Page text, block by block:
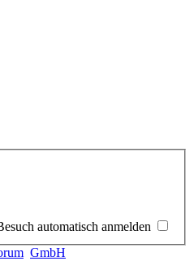
automatisch anmelden
GmbH